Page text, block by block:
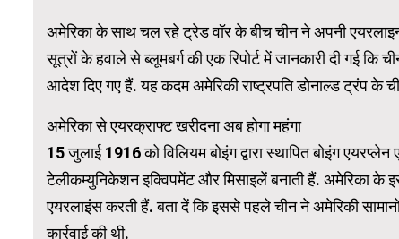
अमेरिका के साथ चल रहे ट्रेड वॉर के बीच चीन ने अपनी
सूत्रों के हवाले से ब्लूमबर्ग की एक रिपोर्ट में जानकारी दी गई कि
आदेश दिए गए हैं. यह कदम अमेरिकी राष्ट्रपति डोनाल्ड ट्रंप के
अमेरिका से एयरक्राफ्ट खरीदना अब होगा महंगा
15 जुलाई 1916 को विलियम बोइंग द्वारा स्थापित बोइंग
टेलीकम्युनिकेशन इक्विपमेंट और मिसाइलें बनाती हैं. अमेरिका के
एयरलाइंस करती हैं. बता दें कि इससे पहले चीन ने अमेरिकी
कार्रवाई की थी.
WordPress Carousel Trial Version